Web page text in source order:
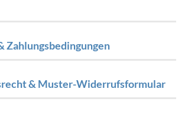
Zahlungsbedingungen
& Muster-Widerrufsformular